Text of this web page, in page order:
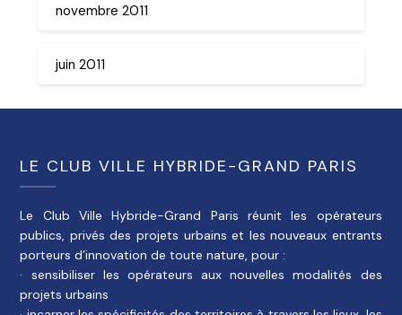
novembre 2011
juin 2011
LE CLUB VILLE HYBRIDE-GRAND PARIS
Le Club Ville Hybride-Grand Paris réunit les opérateurs
publics, privés des projets urbains et les nouveaux entrants
porteurs d’innovation de toute nature, pour :
· sensibiliser les opérateurs aux nouvelles modalités des
projets urbains